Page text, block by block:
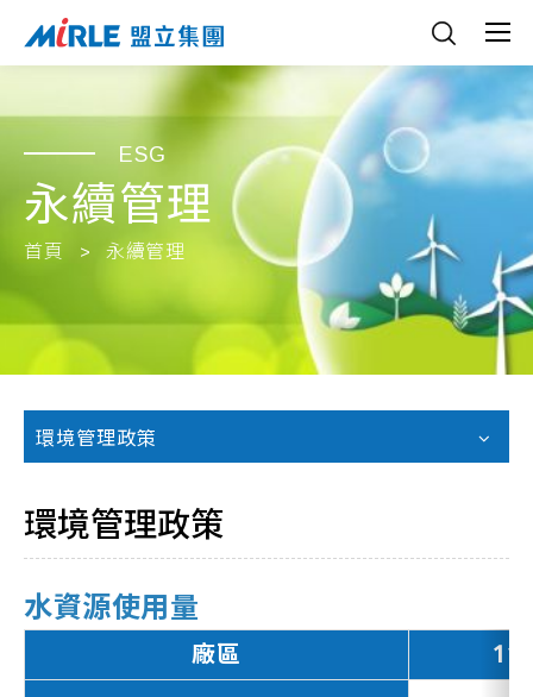
ESG
永續管理
首頁 永續管理
環境管理政策
環境管理政策
水資源使用量
廠區